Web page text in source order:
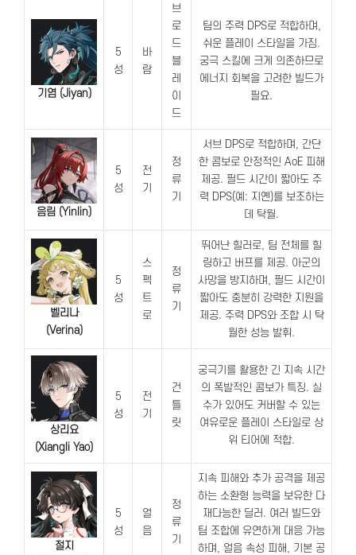
기염 (Jiyan)
5
성
바
람
브
로
드
블
레
이
드
팀의 주력 DPS로 적합하며,
쉬운 플레이 스타일을 가짐.
궁극 스킬에 크게 의존하므로
에너지 회복을 고려한 빌드가
필요.
음림 (Yinlin)
5
성
전
기
정
류
기
서브 DPS로 적합하며, 간단
한 콤보로 안정적인 AoE 피해
제공. 필드 시간이 짧아도 주
력 DPS(예: 지옌)를 보조하는
데 탁월.
벨리나
(Verina)
5
성
스
펙
트
로
정
류
기
뛰어난 힐러로, 팀 전체를 힐
링하고 버프를 제공. 아군의
사망을 방지하며, 필드 시간이
짧아도 충분히 강력한 지원을
제공. 주력 DPS와 조합 시 탁
월한 성능 발휘.
상리요
(Xiangli Yao)
5
성
전
기
건
틀
릿
궁극기를 활용한 긴 지속 시간
의 폭발적인 콤보가 특징. 실
수가 있어도 커버할 수 있는
여유로운 플레이 스타일로 상
위 티어에 적합.
절지
5
성
얼
음
정
류
기
지속 피해와 추가 공격을 제공
하는 소환형 능력을 보유한 다
재다능한 딜러. 여러 빌드와
팀 조합에 유연하게 대응 가능
하며, 얼음 속성 피해, 기본 공